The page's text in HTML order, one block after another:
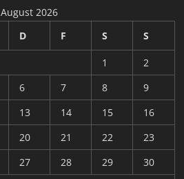
August 2026
D F S S
1
2
6 7 8
9
13 14 15
16
20 21 22
23
27 28 29
30